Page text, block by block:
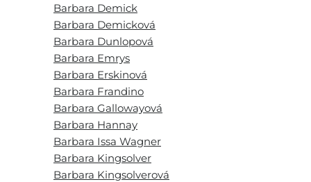
Barbara Demick
Barbara Demicková
Barbara Dunlopová
Barbara Emrys
Barbara Erskinová
Barbara Frandino
Barbara Gallowayová
Barbara Hannay
Barbara Issa Wagner
Barbara Kingsolver
Barbara Kingsolverová